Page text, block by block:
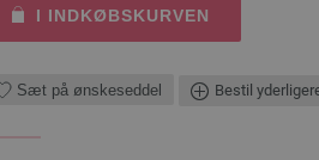
I INDKØBSKURVEN
Sæt på ønskeseddel Bestil